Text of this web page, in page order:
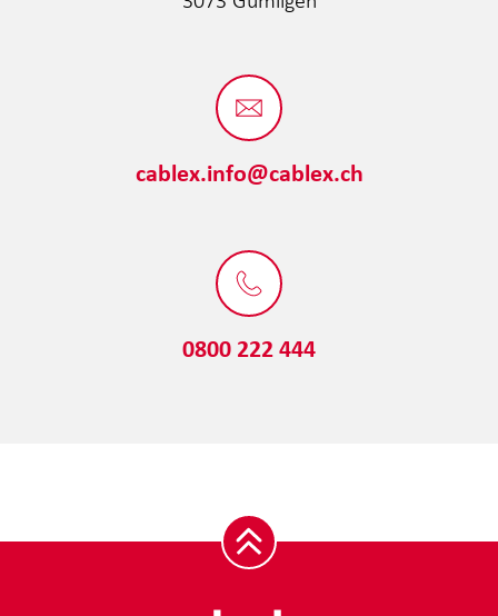
cablex.info@cablex.ch
0800 222 444